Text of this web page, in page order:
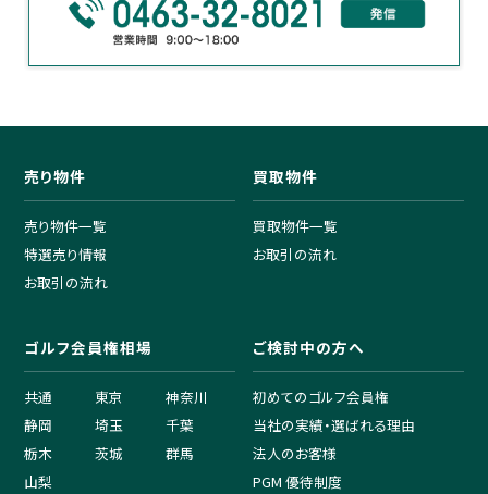
売り物件
売り物件一覧
特選売り情報
お取引の流れ
買取物件
買取物件一覧
お取引の流れ
ゴルフ会員権相場
共通 東京
神奈川
静岡
埼玉
千葉
栃木
茨城
群馬
山梨
ご検討中の方へ
初めてのゴルフ会員権
当社の実績・選ばれる理由
法人のお客様
PGM 優待制度